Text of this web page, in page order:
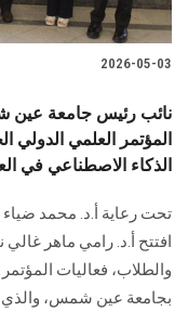
2026-05-03
نائب رئيس جامعة عين
المؤتمر العلمي
الذكاء الاصطناعي في
تحت رعاية أ.د. محمد
افتتح أ.د. رامي ماهر
والطلاب، فعاليات
بجامعة عين شمس، والذي